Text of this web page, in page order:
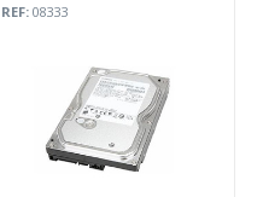
REF:08333